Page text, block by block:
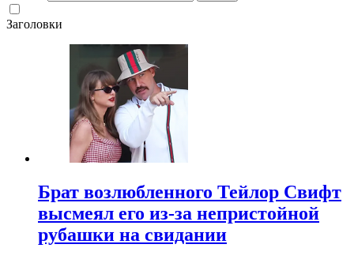
Заголовки
Брат возлюбленного Тейлор Свифт
высмеял его из-за непристойной
рубашки на свидании